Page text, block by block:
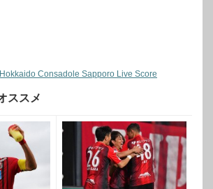
Consadole Sapporo Live Score
ススメ